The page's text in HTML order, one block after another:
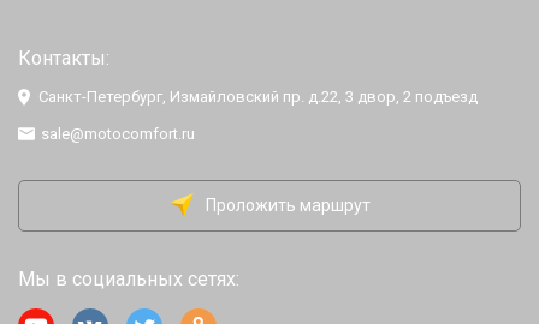
Контакты:
Санкт-Петербург, Измайловский пр. д.22, 3 двор, 2 подъезд
sale@motocomfort.ru
Проложить маршрут
Мы в социальных сетях: